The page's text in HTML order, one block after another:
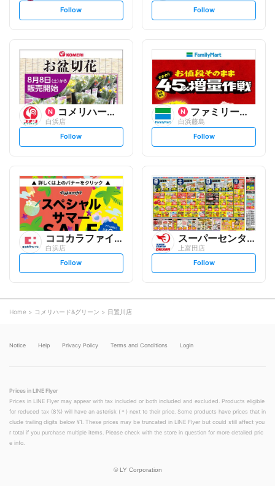
s
t
l
o
w
Follow
s
t
o
Follow
コメリハード&グリーン
白浜店
s
t
l
o
w
Follow
ファミリーマート
白浜藤島
s
t
l
o
w
Follow
ココカラファイン
白浜店
s
t
o
Follow
スーパーセンターオークワ
上富田店
s
t
Follow
Home コメリハード&グリーン 日置川店
Notice Help Privacy Policy Terms and Conditions Login
Prices in LINE Flyer
Prices in LINE Flyer may appear with tax included or both included and excluded. Products eligible
for reduced tax (8%) will have an asterisk (＊) next to their price. Some products have prices that in
clude trailing digits below ¥1. These prices may be truncated in LINE Flyer but could still affect you
r total if you purchase multiple items. Please check with the store in question for more detailed pric
e info.
© LY Corporation